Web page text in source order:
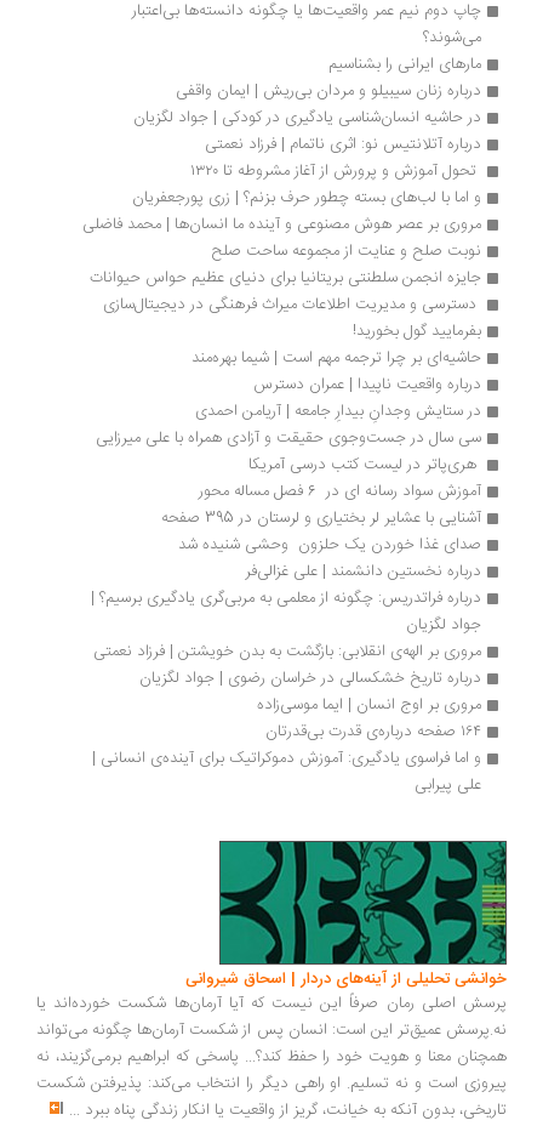
می‌شوند؟
مارهای ایرانی را بشناسیم
درباره زنان سیبیلو و مردان بی‌ریش | ایمان واقفی
در حاشیه انسان‌شناسی یادگیری در کودکی | جواد لگزیان
درباره آتلانتیس نو: اثری ناتمام | فرزاد نعمتی
تحول آموزش و پرورش از آغاز مشروطه تا ۱۳۲۰
و اما با لب‌های بسته چطور حرف بزنم؟ | زری پورجعفریان
مروری بر عصر هوش مصنوعی و آینده ما انسان‌ها | محمد فاضلی
نوبت صلح و عنایت از مجموعه ساحت صلح
جایزه انجمن سلطنتی بریتانیا برای دنیای عظیم حواس حیوانات
دسترسی و مدیریت اطلاعات میراث فرهنگی در دیجیتال‌سازی
بفرمایید گول بخورید!
حاشیه‌ای بر چرا ترجمه مهم است | شیما بهره‌مند
درباره واقعیت ناپیدا | عمران دسترس
در ستایش وجدانِ بیدارِ جامعه | آریامن احمدی
سی سال در جست‌و‌جوی حقیقت و آزادی همراه با علی میرزایی
هری‌پاتر در لیست کتب درسی آمریکا
آموزش سواد رسانه ای در  6 فصل مساله محور
آشنایی با عشایر لر بختیاری و لرستان در 395 صفحه
صدای غذا خوردن یک حلزون  وحشی شنیده شد
درباره نخستین دانشمند | علی غزالی‌فر
جواد لگزیان
مروری بر الهه‌ی انقلابی: بازگشت به بدن خویشتن | فرزاد نعمتی
درباره تاریخ خشکسالی در خراسان رضوی | جواد لگزیان
مروری بر اوج انسان | ایما موسی‌زاده
۱۶۴ صفحه درباره‌ی قدرت بی‌قدرتان
علی پیرابی
خوانشی تحلیلی از آینه‌های دردار | اسحاق شیروانی
پرسش اصلی رمان صرفاً این نیست که آیا آرمان‌ها شکست خورده‌اند یا
نه.پرسش عمیق‌تر این است: انسان پس از شکست آرمان‌ها چگونه می‌تواند
همچنان معنا و هویت خود را حفظ کند؟... پاسخی که ابراهیم برمی‌گزیند، نه
پیروزی است و نه تسلیم. او راهی دیگر را انتخاب می‌کند: پذیرفتن شکست
تاریخی، بدون آنکه به خیانت، گریز از واقعیت یا انکار زندگی پناه ببرد ...